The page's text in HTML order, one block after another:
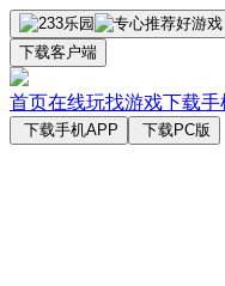
下载客户端
首页在线玩找游戏下载手
下载手机APP 下载PC版